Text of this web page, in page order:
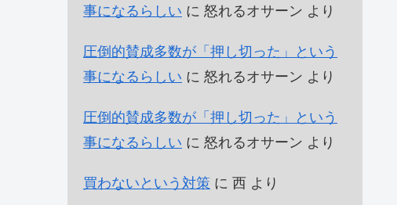
事になるらしい に 怒れるオサーン より
圧倒的賛成多数が「押し切った」という
事になるらしい に 怒れるオサーン より
圧倒的賛成多数が「押し切った」という
事になるらしい に 怒れるオサーン より
買わないという対策 に 西 より